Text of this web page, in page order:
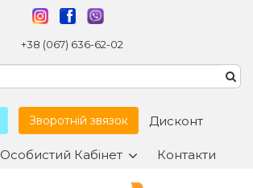
+38 (067) 636-62-02
Зворотній звязок Дисконт
Особистий Кабінет Контакти